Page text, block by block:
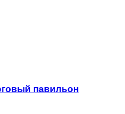
павильон